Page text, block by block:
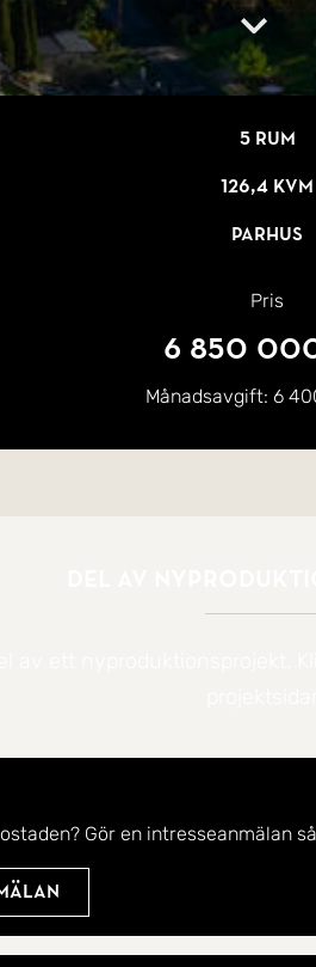
5 rum
126,4 kvm
Parhus
Pris
6 850
Månadsavgift: 6
Gör en intresseanmälan